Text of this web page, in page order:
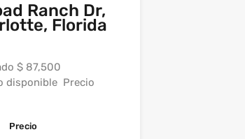
Ranch Dr,
Florida
$ 87,500
disponible Precio
Precio